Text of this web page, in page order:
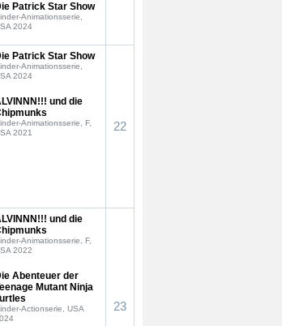
Patrick Star Show
Animationsserie,
2024
Patrick Star Show
Animationsserie,
2024
und die
Animationsserie, F,
2021
22
und die
Animationsserie, F,
2022
Abenteuer der
Mutant Ninja
Actionserie, USA
23